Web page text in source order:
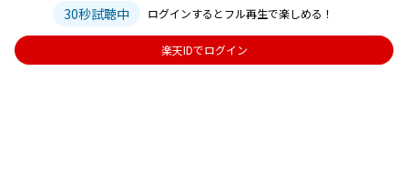
30秒試聴中 ログインするとフル再生で楽しめる！
楽天IDでログイン